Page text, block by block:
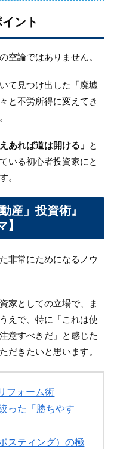
ント
空論ではありません。
て見つけ出した「廃墟
と不労所得に変えてき
あれば道は開ける」 と
いる初心者投資家にと
。
産」投資術』
非常にためになるノウ
家としての立場で、ま
えで、特に「これは使
意すべきだ」と感じた
だきたいと思います。
フォーム術
った「勝ちやす
スティング）の極